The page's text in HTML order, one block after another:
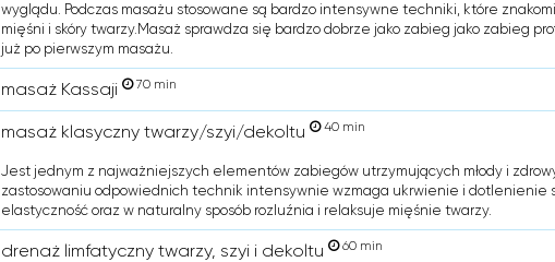
wyglądu. Podczas masażu stosowane są bardzo intensywne techniki, które
mięśni i skóry twarzy.Masaż sprawdza się bardzo dobrze jako zabieg jako zabieg
już po pierwszym masażu.
masaż Kassaji 70 min
masaż klasyczny twarzy/szyi/dekoltu 40 min
Jest jednym z najważniejszych elementów zabiegów utrzymujących młody i
zastosowaniu odpowiednich technik intensywnie wzmaga ukrwienie i dotlenienie
elastyczność oraz w naturalny sposób rozluźnia i relaksuje mięśnie twarzy.
drenaż limfatyczny twarzy, szyi i dekoltu 60 min